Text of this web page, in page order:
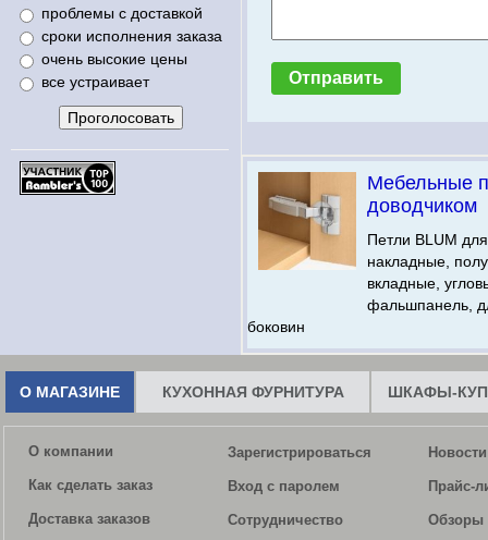
проблемы с доставкой
сроки исполнения заказа
очень высокие цены
все устраивает
Мебельные
доводчиком
Петли BLUM
накладные,
вкладные,
фальшпанель,
боковин
О МАГАЗИНЕ КУХОННАЯ ФУРНИТУРА ШКАФЫ-
О компании
Как сделать заказ
Доставка заказов
Зарегистрироваться
Вход с паролем
Сотрудничество
Новости
Прайс-
Обзоры